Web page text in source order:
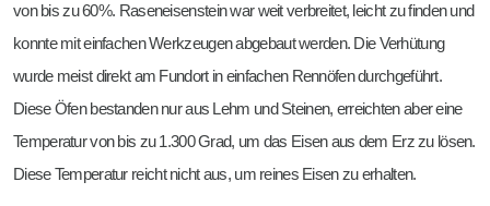
von bis zu 60%. Raseneisenstein war weit verbreitet, leicht zu finden und
konnte mit einfachen Werkzeugen abgebaut werden. Die Verhütung
wurde meist direkt am Fundort in einfachen Rennöfen durchgeführt.
Diese Öfen bestanden nur aus Lehm und Steinen, erreichten aber eine
Temperatur von bis zu 1.300 Grad, um das Eisen aus dem Erz zu lösen.
Diese Temperatur reicht nicht aus, um reines Eisen zu erhalten.